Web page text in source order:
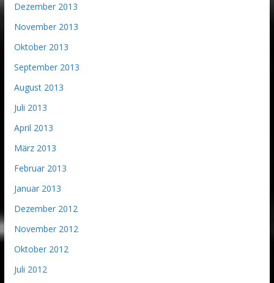
Dezember 2013
November 2013
Oktober 2013
September 2013
August 2013
Juli 2013
April 2013
März 2013
Februar 2013
Januar 2013
Dezember 2012
November 2012
Oktober 2012
Juli 2012